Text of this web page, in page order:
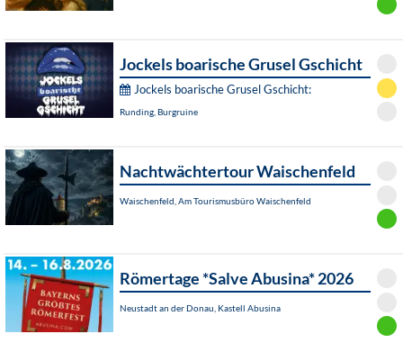
Jockels boarische Grusel Gschicht
Jockels boarische Grusel Gschicht:
Runding, Burgruine
Nachtwächtertour Waischenfeld
Waischenfeld, Am Tourismusbüro Waischenfeld
Römertage *Salve Abusina* 2026
Neustadt an der Donau, Kastell Abusina